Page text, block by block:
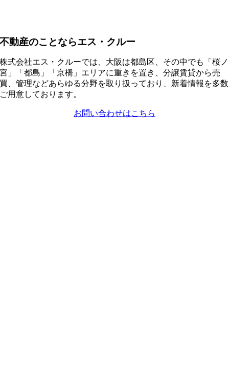
不動産のことならエス・クルー
株式会社エス・クルーでは、大阪は都島区、その中でも「桜ノ
宮」「都島」「京橋」エリアに重きを置き、分譲賃貸から売
買、管理などあらゆる分野を取り扱っており、新着情報を多数
ご用意しております。
お問い合わせはこちら